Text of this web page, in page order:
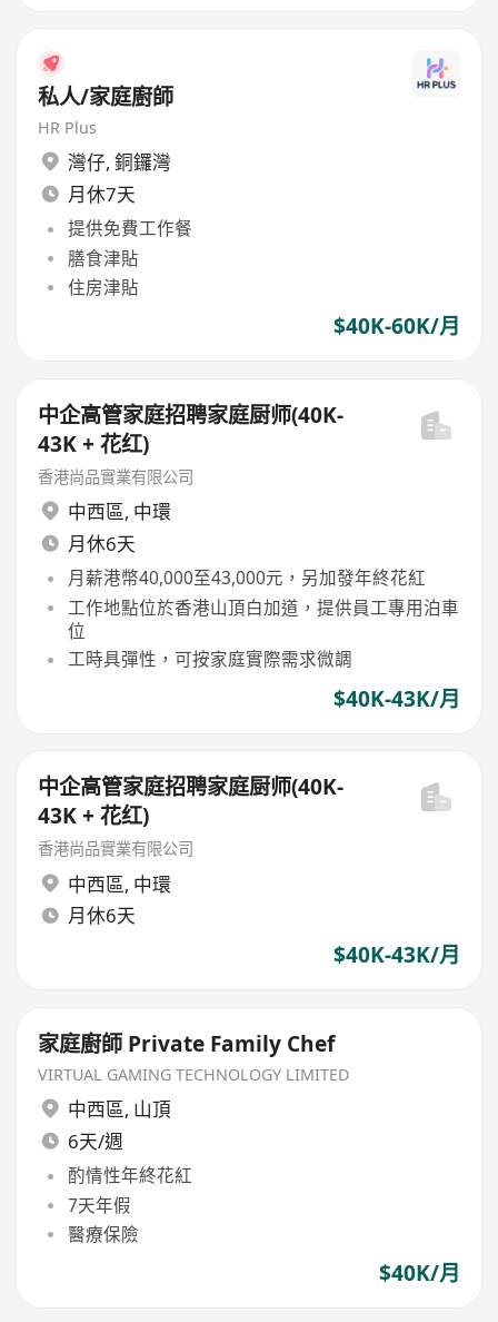
私人/家庭廚師
HR Plus
灣仔, 銅鑼灣
月休7天
提供免費工作餐
膳食津貼
住房津貼
$40K-60K/月
中企高管家庭招聘家庭厨师(40K-
43K + 花红)
香港尚品實業有限公司
中西區, 中環
月休6天
月薪港幣40,000至43,000元，另加發年終花紅
工作地點位於香港山頂白加道，提供員工專用泊車
位
工時具彈性，可按家庭實際需求微調
$40K-43K/月
中企高管家庭招聘家庭厨师(40K-
43K + 花红)
香港尚品實業有限公司
中西區, 中環
月休6天
$40K-43K/月
家庭廚師 Private Family Chef
VIRTUAL GAMING TECHNOLOGY LIMITED
中西區, 山頂
6天/週
酌情性年終花紅
7天年假
醫療保險
$40K/月